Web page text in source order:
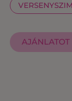
AJÁNLATOT